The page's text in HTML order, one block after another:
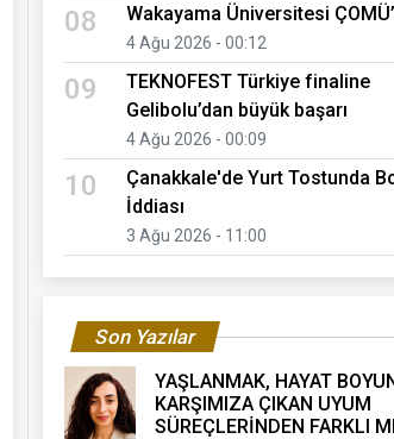
08 Wakayama Üniversitesi
4 Ağu 2026 - 00:12
09
TEKNOFEST Türkiye finaline
Gelibolu’dan büyük başarı
4 Ağu 2026 - 00:09
10
Çanakkale'de Yurt Tostunda
İddiası
3 Ağu 2026 - 11:00
Son Yazılar
YAŞLANMAK, HAYAT
KARŞIMIZA ÇIKAN UYUM
SÜREÇLERİNDEN FARKLI